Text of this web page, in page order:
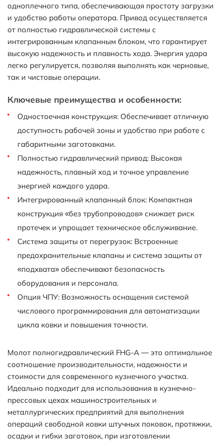
одноплечного типа, обеспечивающая простоту загрузки
и удобство работы оператора. Привод осуществляется
от полностью гидравлической системы с
интегрированным клапанным блоком, что гарантирует
высокую надежность и плавность хода. Энергия удара
легко регулируется, позволяя выполнять как черновые,
так и чистовые операции.
Ключевые преимущества и особенности:
Одностоечная конструкция: Обеспечивает отличную
доступность рабочей зоны и удобство при работе с
габаритными заготовками.
Полностью гидравлический привод: Высокая
надежность, плавный ход и точное управление
энергией каждого удара.
Интегрированный клапанный блок: Компактная
конструкция «без трубопроводов» снижает риск
протечек и упрощает техническое обслуживание.
Система защиты от перегрузок: Встроенные
предохранительные клапаны и система защиты от
«подхвата» обеспечивают безопасность
оборудования и персонала.
Опция ЧПУ: Возможность оснащения системой
числового программирования для автоматизации
цикла ковки и повышения точности.
Молот полногидравлический FHG-A — это оптимальное
соотношение производительности, надежности и
стоимости для современного кузнечного участка.
Идеально подходит для использования в кузнечно-
прессовых цехах машиностроительных и
металлургических предприятий для выполнения
операций свободной ковки штучных поковок, протяжки,
осадки и гибки заготовок, при изготовлении